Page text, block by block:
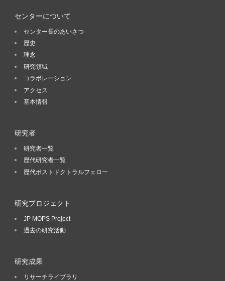
センターについて
センター長のあいさつ
歴史
理念
研究領域
コラボレーション
アクセス
基本情報
研究者
研究者一覧
歴代研究者一覧
歴代ポストドクトラルフェロー
研究プロジェクト
JP MOPS Project
過去の研究活動
研究成果
リサーチライブラリ